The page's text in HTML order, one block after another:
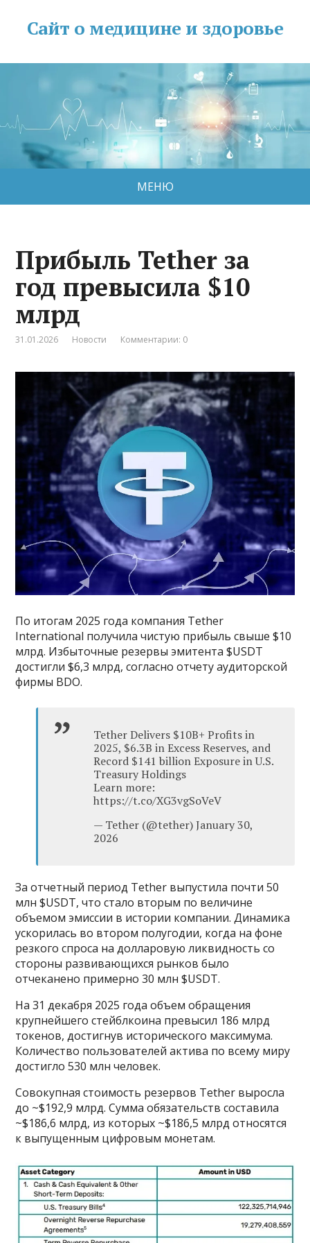
Сайт о медицине и здоровье
МЕНЮ
Прибыль Tether за
год превысила $10
млрд
31.01.2026 Новости Комментарии: 0
По итогам 2025 года компания Tether
International получила чистую прибыль свыше $10
млрд. Избыточные резервы эмитента $USDT
достигли $6,3 млрд, согласно отчету аудиторской
фирмы BDO.
Tether Delivers $10B+ Profits in
2025, $6.3B in Excess Reserves, and
Record $141 billion Exposure in U.S.
Treasury Holdings
Learn more:
https://t.co/XG3vgSoVeV
— Tether (@tether) January 30,
2026
За отчетный период Tether выпустила почти 50
млн $USDT, что стало вторым по величине
объемом эмиссии в истории компании. Динамика
ускорилась во втором полугодии, когда на фоне
резкого спроса на долларовую ликвидность со
стороны развивающихся рынков было
отчеканено примерно 30 млн $USDT.
На 31 декабря 2025 года объем обращения
крупнейшего стейблкоина превысил 186 млрд
токенов, достигнув исторического максимума.
Количество пользователей актива по всему миру
достигло 530 млн человек.
Совокупная стоимость резервов Tether выросла
до ~$192,9 млрд. Сумма обязательств составила
~$186,6 млрд, из которых ~$186,5 млрд относятся
к выпущенным цифровым монетам.